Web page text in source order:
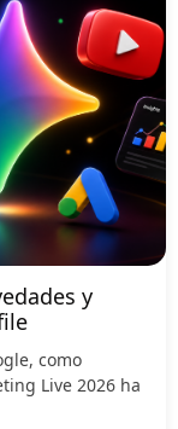
y
como
Live 2026 ha